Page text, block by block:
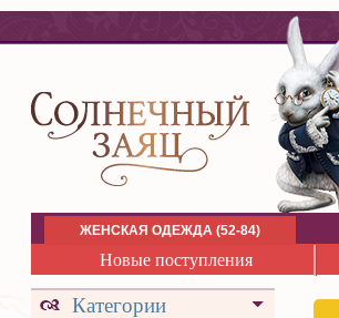
ЖЕНСКАЯ ОДЕЖДА (52-84)
Новые поступления
Категории